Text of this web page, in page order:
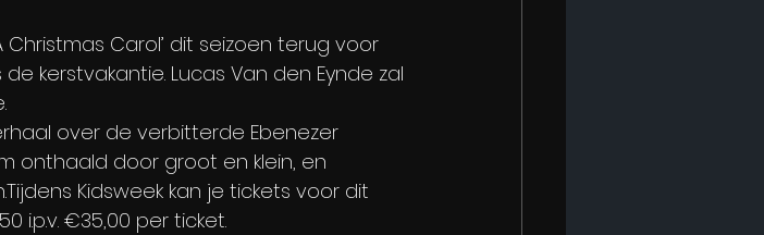
Carol’ dit seizoen terug voor
kerstvakantie. Lucas Van den Eynde zal
over de verbitterde Ebenezer
onthaald door groot en klein, en
Kidsweek kan je tickets voor dit
i.p.v. €35,00 per ticket.